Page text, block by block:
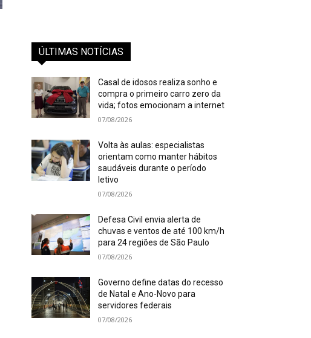
ÚLTIMAS NOTÍCIAS
Casal de idosos realiza sonho e
compra o primeiro carro zero da
vida; fotos emocionam a internet
07/08/2026
Volta às aulas: especialistas
orientam como manter hábitos
saudáveis durante o período
letivo
07/08/2026
Defesa Civil envia alerta de
chuvas e ventos de até 100 km/h
para 24 regiões de São Paulo
07/08/2026
Governo define datas do recesso
de Natal e Ano-Novo para
servidores federais
07/08/2026